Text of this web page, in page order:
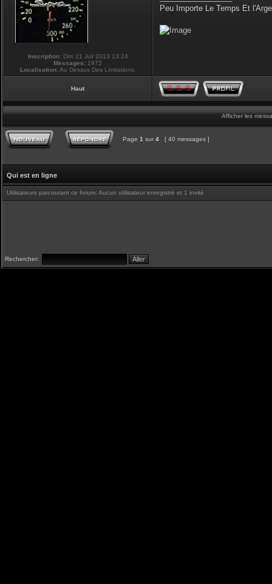
Inscription:Dim 21 Juil 2013 13:24
Messages: 1972
Localisation:Au Dessus Des Limitations.
Peu Importe Le Temps Et
Haut
Afficher les
Page 1 sur 4 [ 40 messages ]
Qui est en ligne
Utilisateurs parcourant ce forum: Aucun utilisateur enregistré et 1 invité
Rechercher: